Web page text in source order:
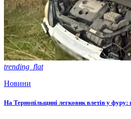
trending_flat
Новини
На Тернопільщині легковик влетів у фуру: